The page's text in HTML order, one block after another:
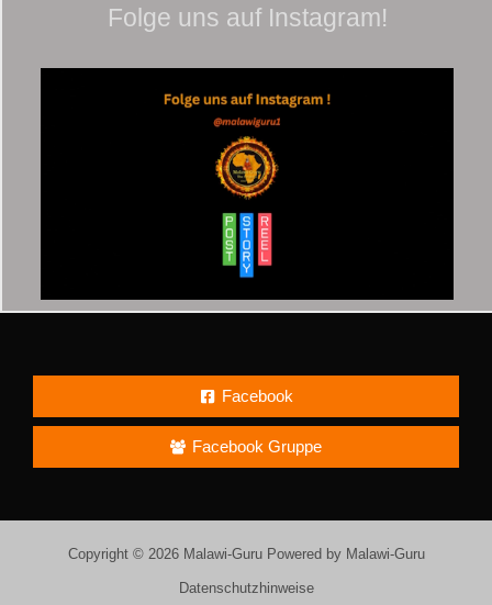
Folge uns auf Instagram!
Facebook
Facebook Gruppe
Copyright © 2026 Malawi-Guru Powered by Malawi-Guru
Datenschutzhinweise